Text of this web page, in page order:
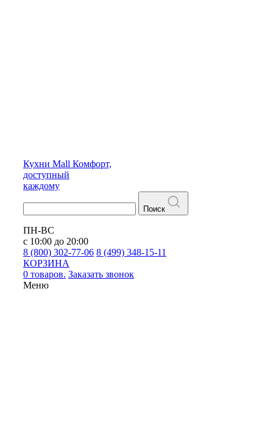
Кухни Mall Комфорт,
доступный
каждому
Поиск
ПН-ВС
с 10:00 до 20:00
8 (800) 302-77-06 8 (499) 348-15-11
КОРЗИНА
0 товаров. Заказать звонок
Меню